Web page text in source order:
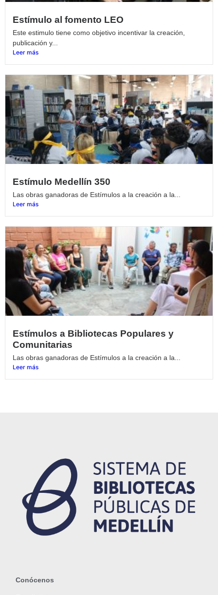
Estímulo al fomento LEO
Este estimulo tiene como objetivo incentivar la creación,
publicación y...
Leer más
Estímulo Medellín 350
Las obras ganadoras de Estímulos a la creación a la...
Leer más
Estímulos a Bibliotecas Populares y
Comunitarias
Las obras ganadoras de Estímulos a la creación a la...
Leer más
Conócenos